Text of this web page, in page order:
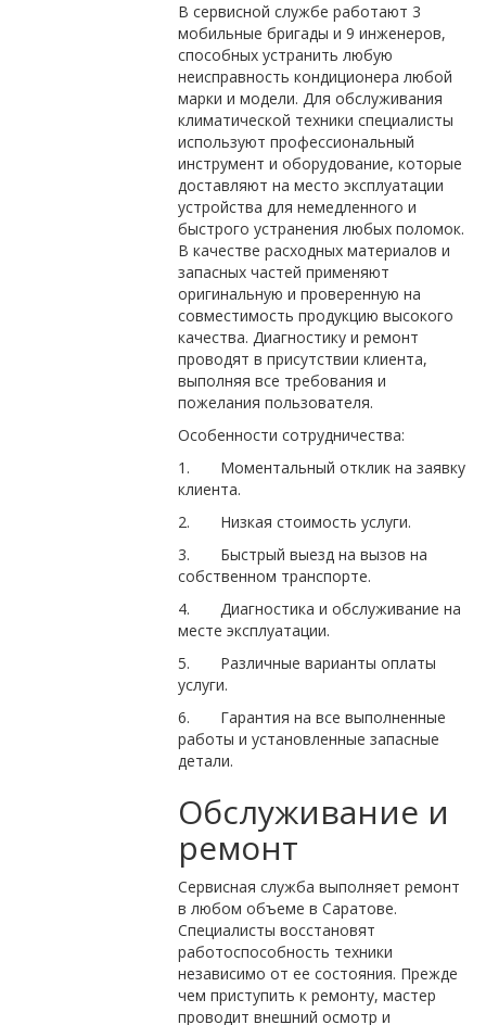
В сервисной службе работают 3
мобильные бригады и 9 инженеров,
способных устранить любую
неисправность кондиционера любой
марки и модели. Для обслуживания
климатической техники специалисты
используют профессиональный
инструмент и оборудование, которые
доставляют на место эксплуатации
устройства для немедленного и
быстрого устранения любых поломок.
В качестве расходных материалов и
запасных частей применяют
оригинальную и проверенную на
совместимость продукцию высокого
качества. Диагностику и ремонт
проводят в присутствии клиента,
выполняя все требования и
пожелания пользователя.
Особенности сотрудничества:
1. Моментальный отклик на заявку
клиента.
2. Низкая стоимость услуги.
3. Быстрый выезд на вызов на
собственном транспорте.
4. Диагностика и обслуживание на
месте эксплуатации.
5. Различные варианты оплаты
услуги.
6. Гарантия на все выполненные
работы и установленные запасные
детали.
Обслуживание и
ремонт
Сервисная служба выполняет ремонт
в любом объеме в Саратове.
Специалисты восстановят
работоспособность техники
независимо от ее состояния. Прежде
чем приступить к ремонту, мастер
проводит внешний осмотр и